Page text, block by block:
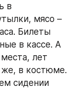
в
мясо –
Билеты
в кассе. А
лет
же, в костюме.
сидении